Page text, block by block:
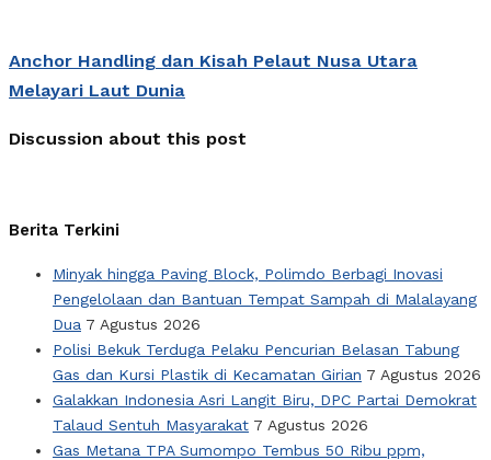
Anchor Handling dan Kisah Pelaut Nusa Utara
Melayari Laut Dunia
Discussion about this post
Berita Terkini
Minyak hingga Paving Block, Polimdo Berbagi Inovasi
Pengelolaan dan Bantuan Tempat Sampah di Malalayang
Dua 7 Agustus 2026
Polisi Bekuk Terduga Pelaku Pencurian Belasan Tabung
Gas dan Kursi Plastik di Kecamatan Girian 7 Agustus 2026
Galakkan Indonesia Asri Langit Biru, DPC Partai Demokrat
Talaud Sentuh Masyarakat 7 Agustus 2026
Gas Metana TPA Sumompo Tembus 50 Ribu ppm,